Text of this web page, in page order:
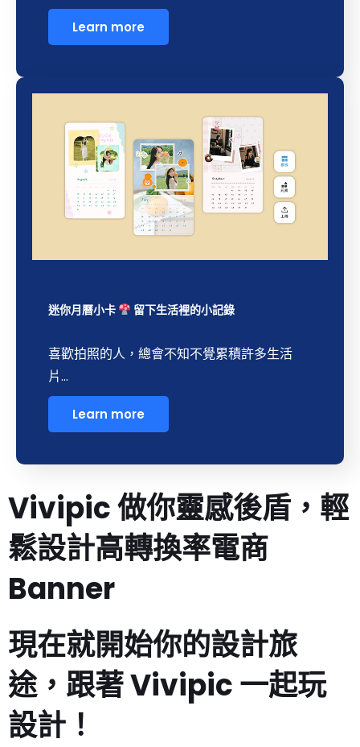
Learn more
迷你月曆小卡 留下生活裡的小記錄
喜歡拍照的人，總會不知不覺累積許多生活
片...
Learn more
Vivipic 做你靈感後盾，輕
鬆設計高轉換率電商
Banner
現在就開始你的設計旅
途，跟著 Vivipic 一起玩
設計！